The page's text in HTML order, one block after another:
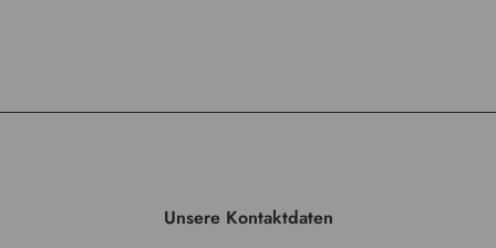
Unsere Kontaktdaten